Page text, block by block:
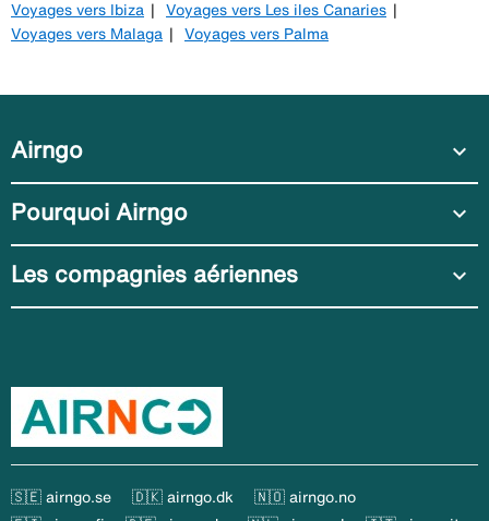
Voyages vers Ibiza
Voyages vers Les iles Canaries
Voyages vers Malaga
Voyages vers Palma
Airngo expand_more
Pourquoi Airngo expand_more
Les compagnies aériennes expand_more
🇸🇪 airngo.se 🇩🇰 airngo.dk
🇳🇴 airngo.no